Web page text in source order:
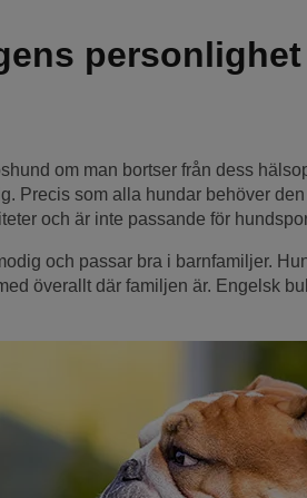
om man bortser från dess
Precis som alla hundar behöver
och är inte passande för
och passar bra i barnfamiljer.
överallt där familjen är. Engelsk